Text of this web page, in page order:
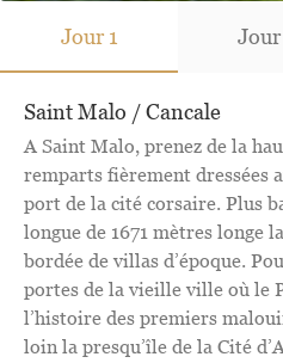
Jour 1
Jour 1
Jour 1
Jour 1
Saint Malo / Cancale
A Saint Malo, prenez de la
remparts fièrement dressées
port de la cité corsaire. Plus
longue de 1671 mètres longe
bordée de villas d’époque.
portes de la vieille ville où le
l’histoire des premiers
loin la presqu’île de la Cité